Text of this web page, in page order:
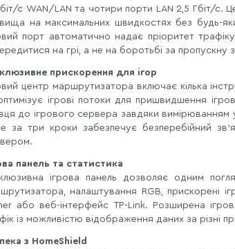
с WAN/LAN та чотири порти LAN 2,5 Гбіт/с.
на максимальних швидкостях без будь-
порт автоматично надає пріоритет
на грі, а не на боротьбі за пропускну
прискорення для ігор
центр маршрутизатора включає кілька
ігрові потоки для пришвидшення
до ігрового сервера завдяки вимірюванням
за три кроки забезпечує безперебійний
панель та статистика
ігрова панель дозволяє одним
налаштування RGB, прискорені
або веб-інтерфейс TP-Link. Розширена
із можливістю відображення даних за різні
з HomeShield